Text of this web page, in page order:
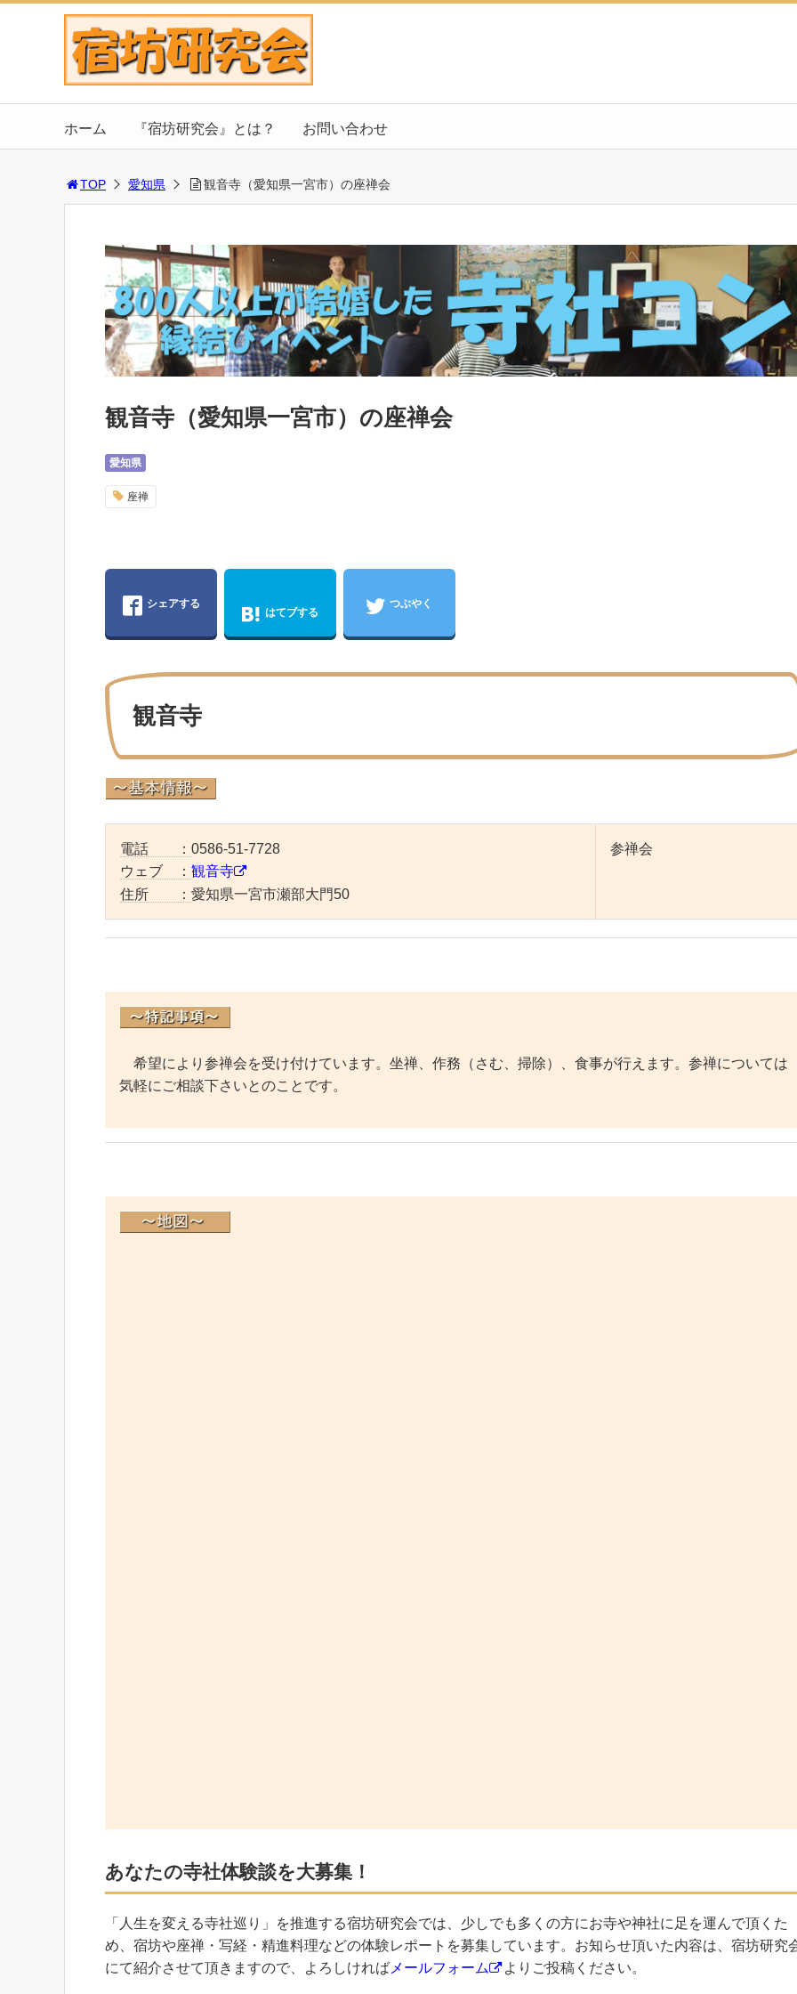
ホーム 『宿坊研究会』とは？ お問い合わせ
TOP 愛知県 観音寺（愛知県一宮市）の座禅会
観音寺（愛知県一宮市）の座禅会
愛知県
座禅
シェアする
はてブする
つぶやく
観音寺
電話 ： 0586-51-7728
ウェブ ： 観音寺
住所 ： 愛知県一宮市瀬部大門50
参禅会
希望により参禅会を受け付けています。坐禅、作務（さむ、掃除）、食事が行えます。参禅については
気軽にご相談下さいとのことです。
あなたの寺社体験談を大募集！
「人生を変える寺社巡り」を推進する宿坊研究会では、少しでも多くの方にお寺や神社に足を運んで頂くた
め、宿坊や座禅・写経・精進料理などの体験レポートを募集しています。お知らせ頂いた内容は、宿坊研究
にて紹介させて頂きますので、よろしければ メールフォーム よりご投稿ください。